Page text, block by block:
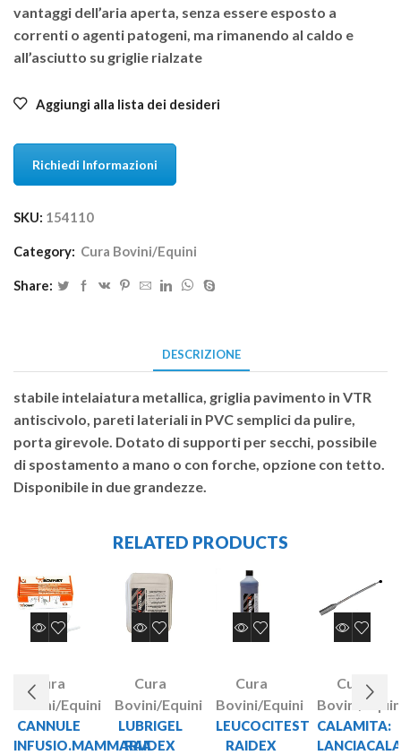
vantaggi dell’aria aperta, senza essere esposto a
correnti o agenti patogeni, ma rimanendo al caldo e
all’asciutto su griglie rialzate
Aggiungi alla lista dei desideri
Richiedi Informazioni
SKU: 154110
Category: Cura Bovini/Equini
Share:
DESCRIZIONE
stabile intelaiatura metallica, griglia pavimento in VTR
antiscivolo, pareti lateriali in PVC semplici da pulire,
porta girevole. Dotato di supporti per secchi, possibile
di spostamento a mano o con forche, opzione con tetto.
Disponibile in due grandezze.
RELATED PRODUCTS
Cura
Bovini/Equini
CANNULE
INFUSIO.MAMMARIA
Cura
Bovini/Equini
LUBRIGEL
RAIDEX
Cura
Bovini/Equini
LEUCOCITEST
RAIDEX
Cura
Bovini/
CALAMITA: